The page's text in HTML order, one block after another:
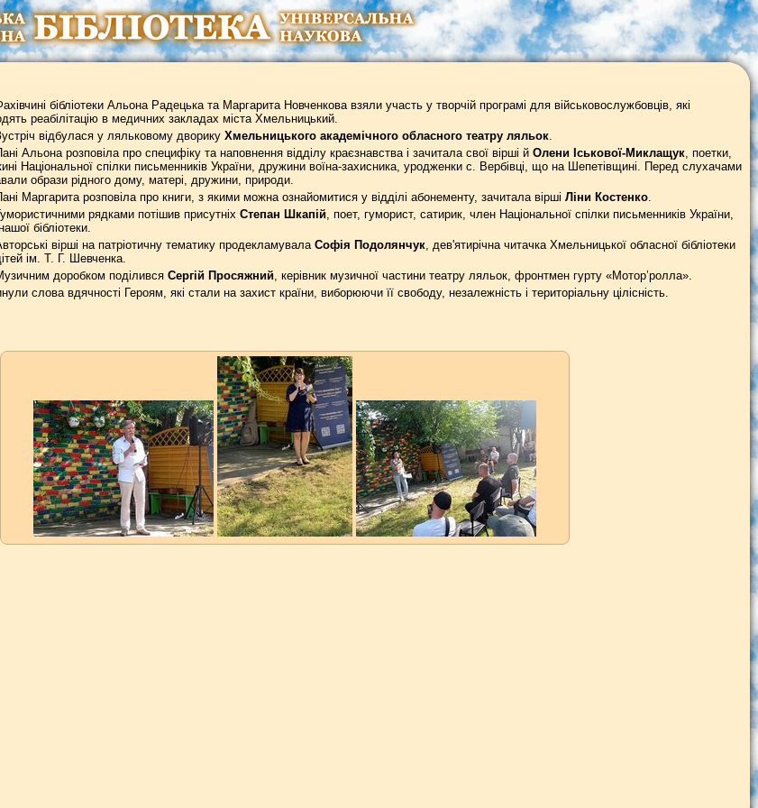
бібліотеки Альона Радецька та Маргарита Новченкова взяли участь у творчій програмі для військовослужбовців, які
реабілітацію в медичних закладах міста Хмельницький.
відбулася у ляльковому дворику Хмельницького академічного обласного театру ляльок.
Альона розповіла про специфіку та наповнення відділу краєзнавства і зачитала свої вірші й Олени Іськової-Миклащук, поетки,
Національної спілки письменників України, дружини воїна-захисника, уродженки с. Вербівці, що на Шепетівщині. Перед слухачами
образи рідного дому, матері, дружини, природи.
Маргарита розповіла про книги, з якими можна ознайомитися у відділі абонементу, зачитала вірші Ліни Костенко.
рядками потішив присутніх Степан Шкапій, поет, гуморист, сатирик, член Національної спілки письменників України,
бібліотеки.
вірші на патріотичну тематику продекламувала Софія Подолянчук, дев'ятирічна читачка Хмельницької обласної бібліотеки
ім. Т. Г. Шевченка.
доробком поділився Сергій Просяжний, керівник музичної частини театру ляльок, фронтмен гурту «Мотор’ролла».
слова вдячності Героям, які стали на захист країни, виборюючи її свободу, незалежність і територіальну цілісність.